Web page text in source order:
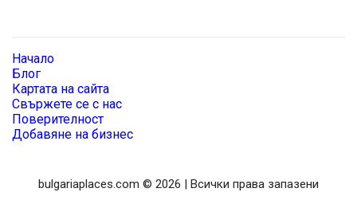
Начало
Блог
Картата на сайта
Свържете се с нас
Поверителност
Добавяне на бизнес
bulgariaplaces.com © 2026 | Всички права запазени